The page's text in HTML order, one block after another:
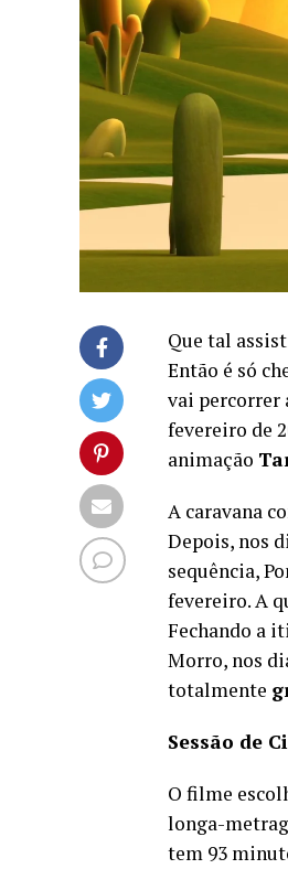
Que tal
Então é só
vai percorrer
fevereiro de
animação
A caravana
Depois, nos
sequência,
fevereiro. A
Fechando a
Morro, nos
totalmente
Sessão de
O filme
longa-
tem 93